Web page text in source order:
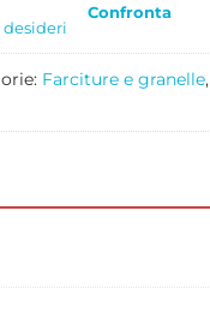
Confronta
Farciture e granelle,